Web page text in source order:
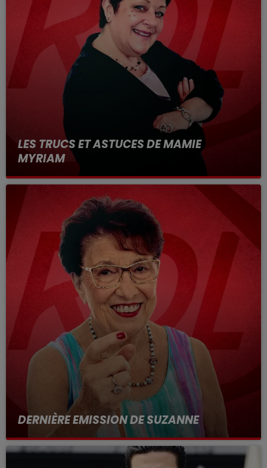
LES TRUCS ET ASTUCES DE MAMIE
MYRIAM
les trucs et Astuces pour améliorer le quotidien !
DERNIÈRE EMISSION DE SUZANNE
Suzanne votre voyante incontournable dans la
région !